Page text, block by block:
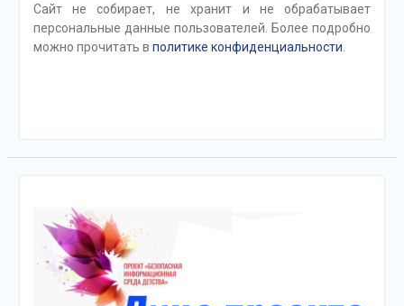
Сайт не собирает, не хранит и не обрабатывает
персональные данные пользователей. Более подробно
можно прочитать в политике конфиденциальности